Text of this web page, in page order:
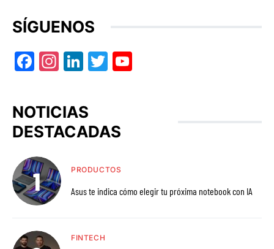
SÍGUENOS
Facebook
Instagram
LinkedIn
Twitter
NOTICIAS
DESTACADAS
PRODUCTOS
Asus te indica cómo elegir tu próxima notebook con IA
FINTECH